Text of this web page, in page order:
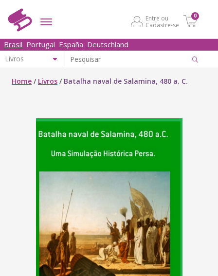
Entre ou
Cadastre-se
0
Brasil Portugal España Deutschland
Home / Livros / Batalha naval de Salamina, 480 a. C.